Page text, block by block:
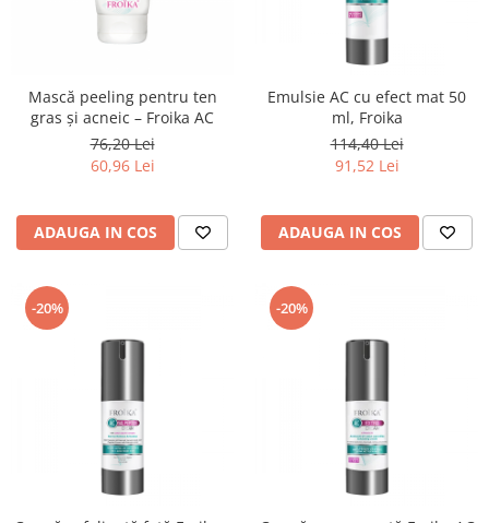
Mască peeling pentru ten
gras și acneic – Froika AC
76,20 Lei
60,96 Lei
ADAUGA IN COS
Emulsie AC cu efect mat 50
ml, Froika
114,40 Lei
91,52 Lei
ADAUGA IN COS
-20% -20%